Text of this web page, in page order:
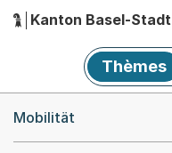
Hauptnavigation
Kanton Basel-Stadt
Thèmes
Mobilität